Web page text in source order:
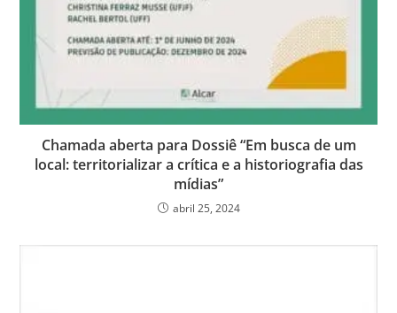
Chamada aberta para Dossiê “Em busca de um
local: territorializar a crítica e a historiografia das
mídias”
abril 25, 2024